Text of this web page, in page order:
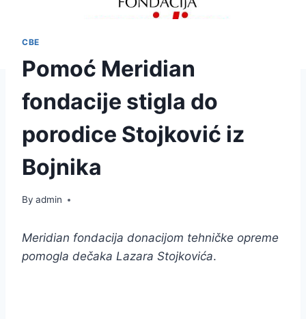
СВЕ
Pomoć Meridian
fondacije stigla do
porodice Stojković iz
Bojnika
By admin
Meridian fondacija donacijom tehničke opreme
pomogla dečaka Lazara Stojkovića.